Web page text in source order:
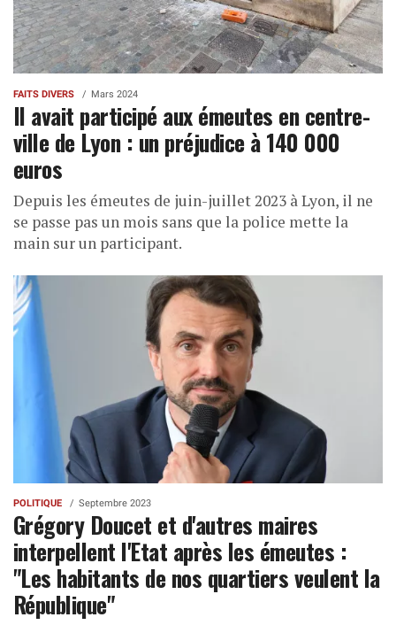
FAITS DIVERS Mars 2024
Il avait participé aux émeutes en centre-
ville de Lyon : un préjudice à 140 000
euros
Depuis les émeutes de juin-juillet 2023 à Lyon, il ne
se passe pas un mois sans que la police mette la
main sur un participant.
POLITIQUE Septembre 2023
Grégory Doucet et d'autres maires
interpellent l'Etat après les émeutes :
"Les habitants de nos quartiers veulent la
République"